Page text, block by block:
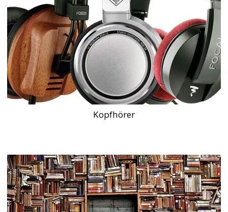
Kopfhörer